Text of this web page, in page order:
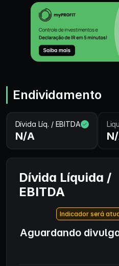
Endividamento
Dívida Líq. / EBITDA
N/A
Dívida Líquida /
EBITDA
Indicador será
Aguardando